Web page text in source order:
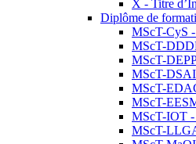
X - Titre
Diplôme de
MScT-CyS
MScT-
MScT-
MScT-
MScT-
MScT-
MScT-IOT -
MScT-